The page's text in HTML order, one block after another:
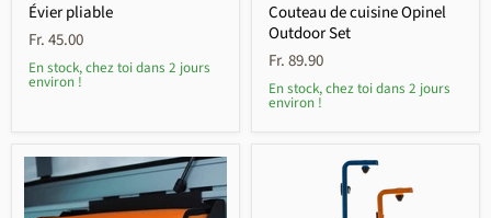
Évier pliable
Fr. 45.00
En stock, chez toi dans 2 jours
environ !
Couteau de cuisine Opinel
Outdoor Set
Fr. 89.90
En stock, chez toi dans 2 jours
environ !